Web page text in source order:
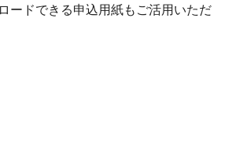
ードできる申込用紙もご活用いただ